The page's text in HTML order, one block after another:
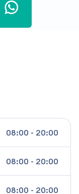
08:00 - 20:00
08:00 - 20:00
08:00 - 20:00